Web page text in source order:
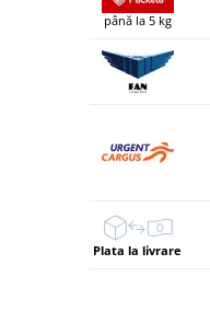
până la 5 kg
Plata la livrare